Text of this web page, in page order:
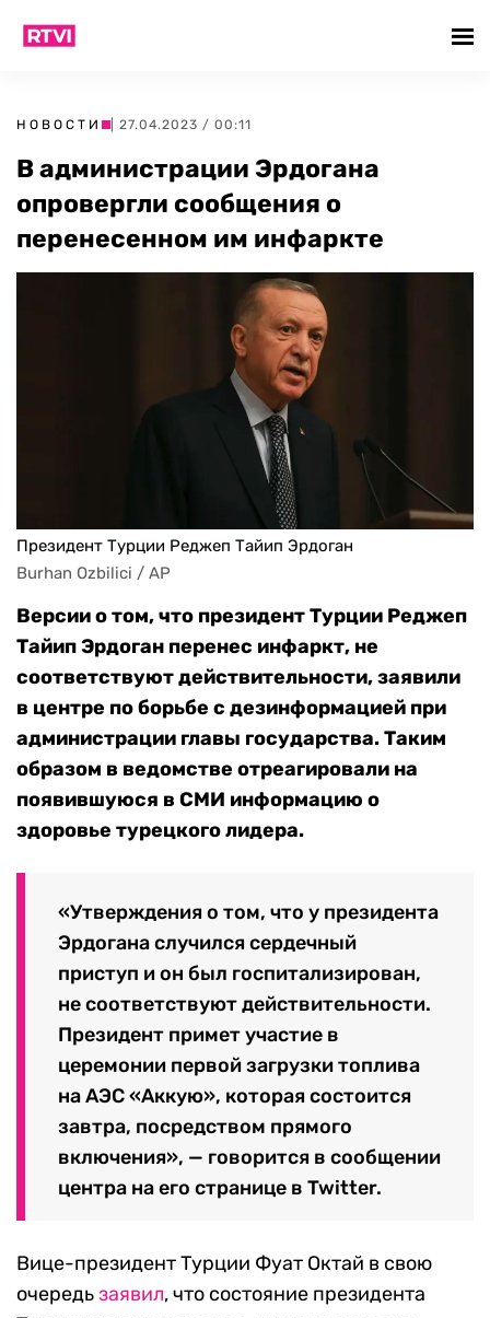
НОВОСТИ | 27.04.2023 / 00:11
В администрации Эрдогана
опровергли сообщения о
перенесенном им инфаркте
Президент Турции Реджеп Тайип Эрдоган
Burhan Ozbilici / AP
Версии о том, что президент Турции Реджеп
Тайип Эрдоган перенес инфаркт, не
соответствуют действительности, заявили
в центре по борьбе с дезинформацией при
администрации главы государства. Таким
образом в ведомстве отреагировали на
появившуюся в СМИ информацию о
здоровье турецкого лидера.
«Утверждения о том, что у президента
Эрдогана случился сердечный
приступ и он был госпитализирован,
не соответствуют действительности.
Президент примет участие в
церемонии первой загрузки топлива
на АЭС «Аккую», которая состоится
завтра, посредством прямого
включения», — говорится в сообщении
центра на его странице в Twitter.
Вице-президент Турции Фуат Октай в свою
очередьзаявил, что состояние президента